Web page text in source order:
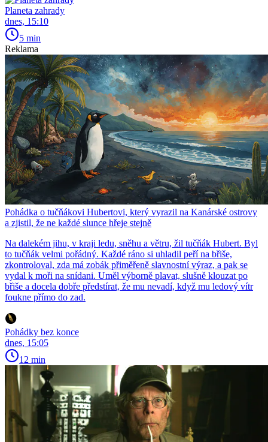
Planeta zahrady
dnes, 15:10
5 min
Reklama
Pohádka o tučňákovi Hubertovi, který vyrazil na Kanárské ostrovy
a zjistil, že ne každé slunce hřeje stejně
Na dalekém jihu, v kraji ledu, sněhu a větru, žil tučňák Hubert. Byl
to tučňák velmi pořádný. Každé ráno si uhladil peří na břiše,
zkontroloval, zda má zobák přiměřeně slavnostní výraz, a pak se
vydal k moři na snídani. Uměl výborně plavat, slušně klouzat po
břiše a docela dobře předstírat, že mu nevadí, když mu ledový vítr
foukne přímo do zad.
Pohádky bez konce
dnes, 15:05
12 min